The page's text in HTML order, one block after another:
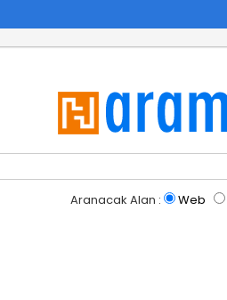
Aranacak Alan : Web